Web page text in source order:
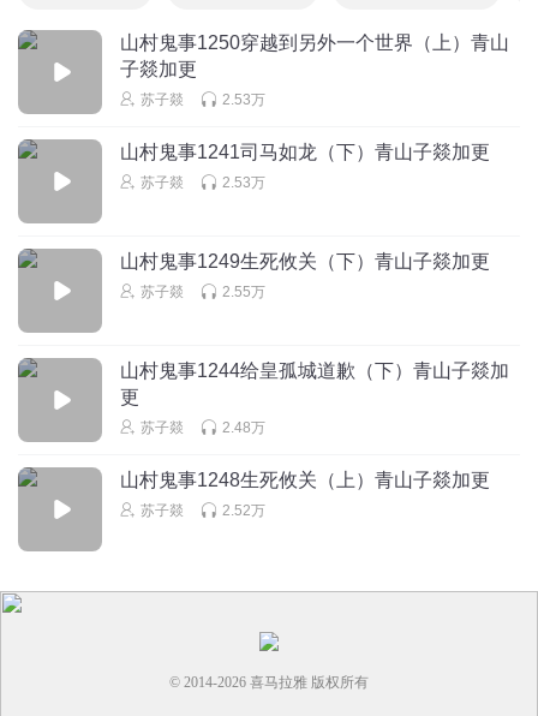
你先地重生
快点更新
回复 2022-11-14 0
山村鬼事1250穿越到另外一个世界（上）青山
子燚加更
苏子燚 2.53万
山村鬼事1241司马如龙（下）青山子燚加更
苏子燚 2.53万
山村鬼事1249生死攸关（下）青山子燚加更
苏子燚 2.55万
山村鬼事1244给皇孤城道歉（下）青山子燚加
更
苏子燚 2.48万
山村鬼事1248生死攸关（上）青山子燚加更
苏子燚 2.52万
© 2014-2026 喜马拉雅 版权所有